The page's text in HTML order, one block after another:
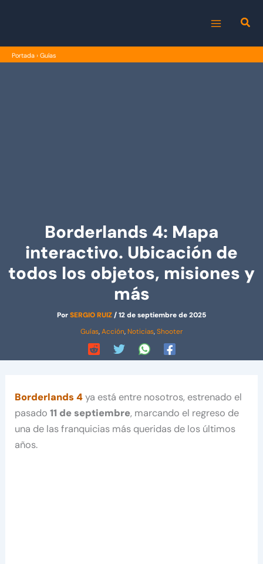
MENU
Portada › Guías
Borderlands 4: Mapa
interactivo. Ubicación de
todos los objetos, misiones y
más
PorSERGIO RUIZ/12 de septiembre de 2025
Guías,Acción, Noticias,Shooter
Borderlands 4ya está entre nosotros, estrenado el
pasado11 de septiembre, marcando el regreso de
una de las franquicias más queridas de los últimos
años.